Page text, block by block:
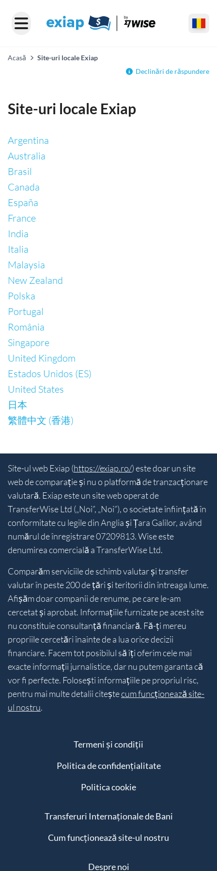
Acasă
Site-uri locale Exiap
Declinări de răspundere
Site-uri locale Exiap
Argentina
Australia
Brasil
Canada
España
France
India
Italia
Malaysia
New Zealand
Polska
Portugal
România
Singapore
United Kingdom
Estados Unidos (ES)
United States
日本
繁體中文 (香港)
Site-ul web Exiap (https://exiap.ro/) este doar un site
web de comparație și nu o platformă de tranzacționare
valutară. Exiap este un site web operat de
TransferWise Ltd („Noi”, „Noi”), o societate înființată în
conformitate cu legile din Anglia și Țara Galilor, având
numărul de înregistrare 07209813. Wise este
denumirea comercială a TransferWise Ltd.
Comparăm serviciile de schimb valutar și transfer
valutar în peste 200 de țări și teritorii din întreaga lume.
Afișăm doar companii de renume, pe care le-am
cercetat și aprobat. Informațiile furnizate pe acest site
nu constituie consultanță financiară. Fă-ți mereu
propriile cercetări înainte de a lua orice decizii
financiare. Facem tot posibilul să îți oferim cele mai
exacte informații jurnalistice, dar nu putem garanta că
vor fi perfecte. Folosești informațiile pe propriul risc,
pentru mai multe detalii citeștecum funcționează site-
ul nostru.
Termeni și condiții
Politica de confidențialitate
Politica cookie
Transferuri Internaționale de Bani
Cum funcționează site-ul nostru
Despre noi